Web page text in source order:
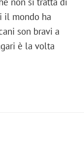
il mondo ha
son bravi a
è la volta